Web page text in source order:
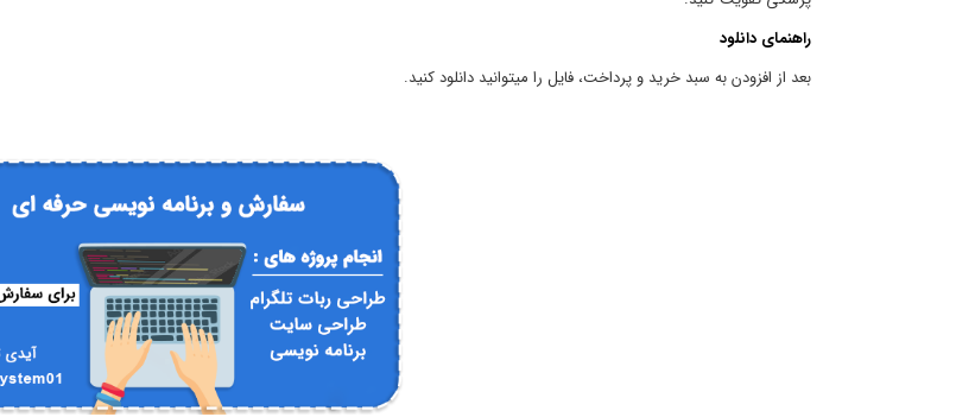
راهنمای دانلود
بعد از افزودن به سبد خرید و پرداخت، فایل را میتوانید دانلود کنید.